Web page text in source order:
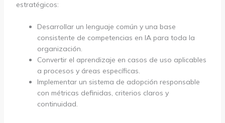
estratégicos:
Desarrollar un lenguaje común y una base
consistente de competencias en IA para toda la
organización.
Convertir el aprendizaje en casos de uso aplicables
a procesos y áreas específicas.
Implementar un sistema de adopción responsable
con métricas definidas, criterios claros y
continuidad.